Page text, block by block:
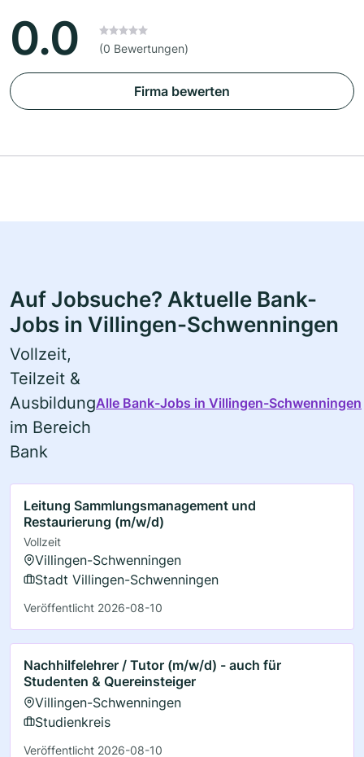
0.0 (0 Bewertungen)
Firma bewerten
Auf Jobsuche? Aktuelle Bank-
Jobs in Villingen-Schwenningen
Vollzeit,
Teilzeit &
Ausbildung
im Bereich
Bank
Alle Bank-Jobs in Villingen-Schwenningen
Leitung Sammlungsmanagement und
Restaurierung (m/w/d)
Vollzeit
Villingen-Schwenningen
Stadt Villingen-Schwenningen
Veröffentlicht 2026-08-10
Nachhilfelehrer / Tutor (m/w/d) - auch für
Studenten & Quereinsteiger
Villingen-Schwenningen
Studienkreis
Veröffentlicht 2026-08-10